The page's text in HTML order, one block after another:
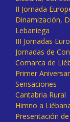
II Jornada
Dinamización,
Lebaniega
III Jornadas
Jornadas de
Comarca de
Primer
Sensaciones
Cantabria Rural
Himno a
Presentación